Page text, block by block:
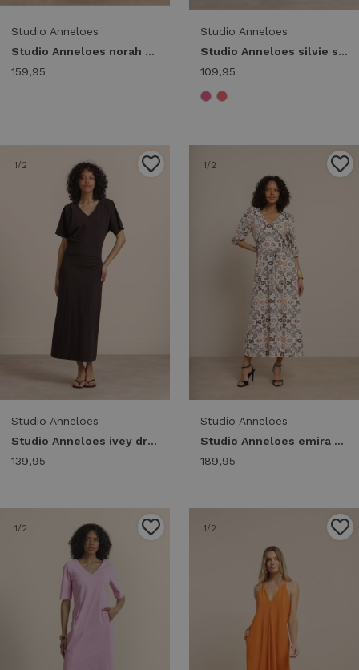
Studio Anneloes
Studio Anneloes norah 2way dress 13966 Jurk 9000 black
159,95
Studio Anneloes
Studio Anneloes silvie ssl dress 14001 Jurk 2800 coral red
109,95
1/2
Studio Anneloes
Studio Anneloes ivey dress 13932 Jurk 8700 espresso
139,95
1/2
Studio Anneloes
Studio Anneloes emira dress 14170 Jurk 9997 multi color
189,95
1/2 1/2